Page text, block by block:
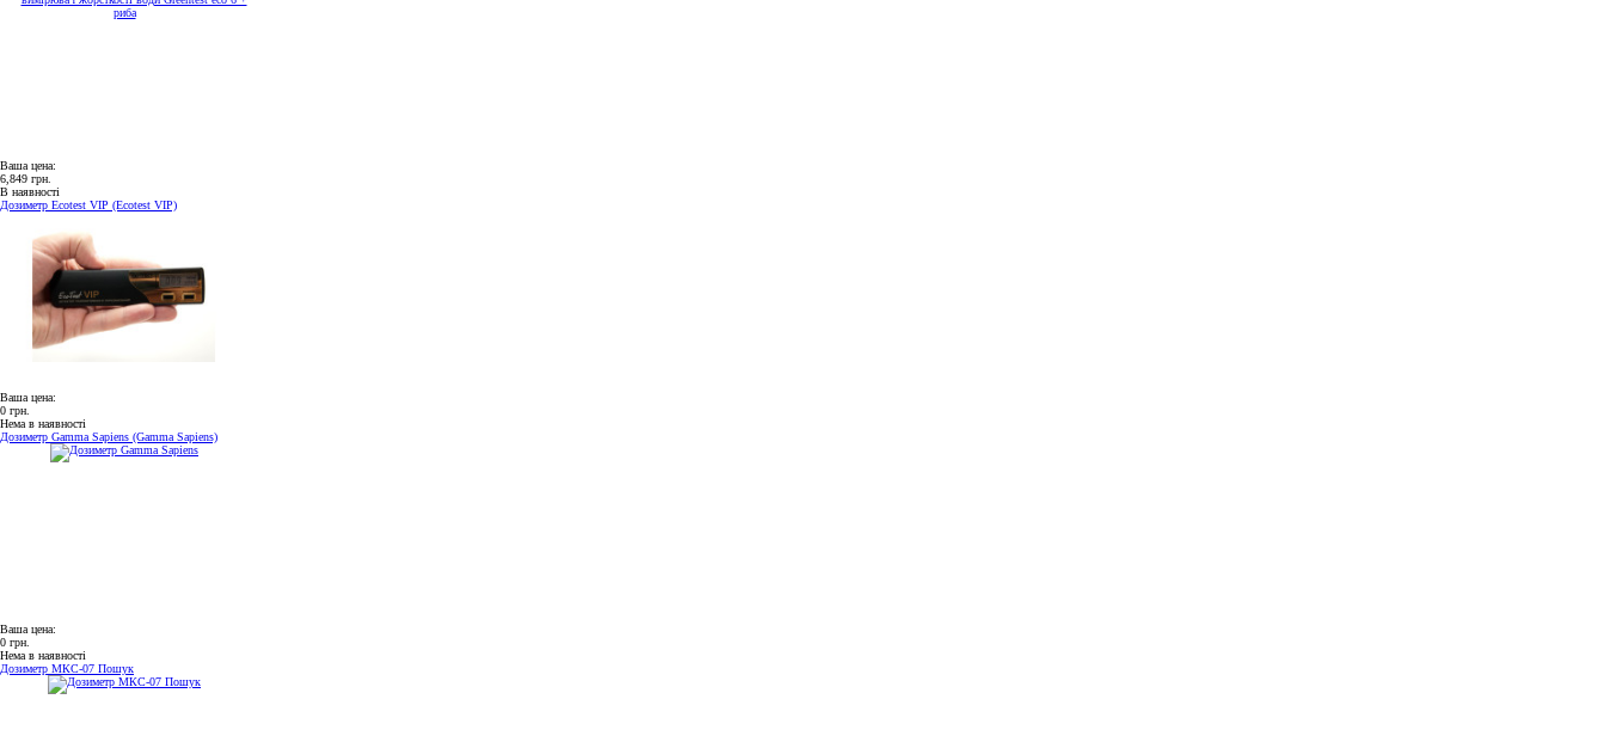
Ваша цена:
6,849 грн.
В наявності
Дозиметр Ecotest VIP (Ecotest VIP)
Ваша цена:
0 грн.
Нема в наявності
Дозиметр Gamma Sapiens (Gamma Sapiens)
Ваша цена:
0 грн.
Нема в наявності
Дозиметр МКС-07 Пошук